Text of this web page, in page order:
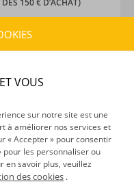
DÈS 150 € D’ACHAT
:Continental, Tropical
Fest Awards
VOUS
sur notre site est une
à améliorer nos services et
« Accepter » pour consentir
pour les personnaliser ou
en savoir plus, veuillez
des cookies .